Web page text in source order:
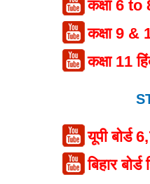
कक्षा 6 to
कक्षा 9 &
कक्षा 11
यूपी बोर्ड
बिहार बोर्ड